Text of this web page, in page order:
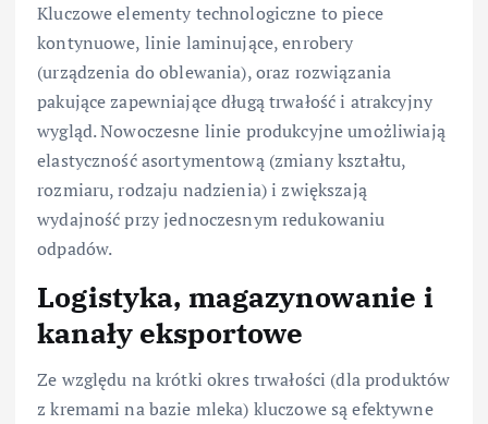
Kluczowe elementy technologiczne to piece
kontynuowe, linie laminujące, enrobery
(urządzenia do oblewania), oraz rozwiązania
pakujące zapewniające długą trwałość i atrakcyjny
wygląd. Nowoczesne linie produkcyjne umożliwiają
elastyczność asortymentową (zmiany kształtu,
rozmiaru, rodzaju nadzienia) i zwiększają
wydajność przy jednoczesnym redukowaniu
odpadów.
Logistyka, magazynowanie i
kanały eksportowe
Ze względu na krótki okres trwałości (dla produktów
z kremami na bazie mleka) kluczowe są efektywne